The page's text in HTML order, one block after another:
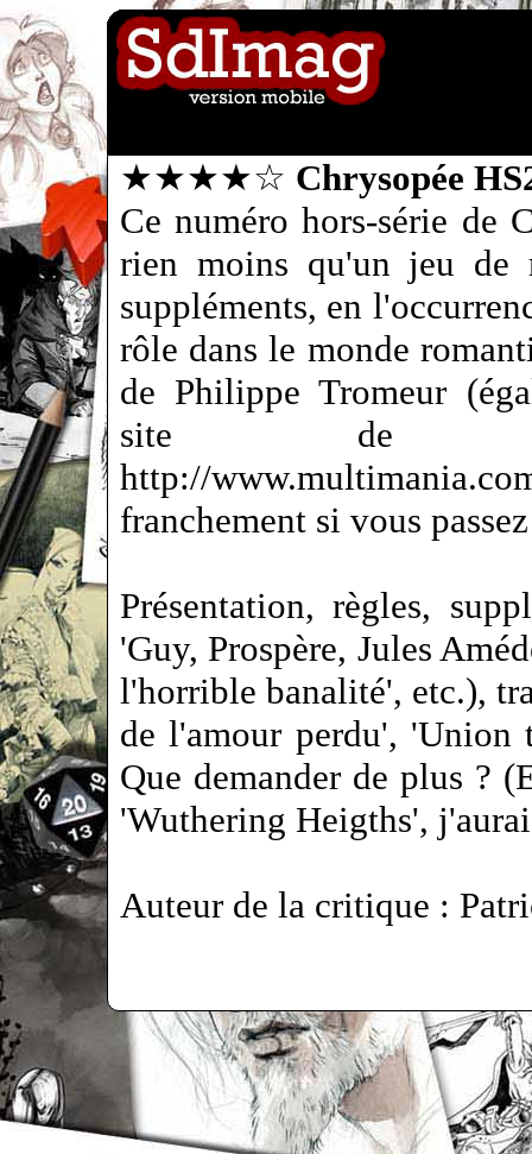
★★★★☆ Chrysopée
Ce numéro hors-série de
rien moins qu'un jeu de
suppléments, en
rôle dans le monde
de Philippe Tromeur
site de
http://
franchement si vous
Présentation, règles,
'Guy, Prospère, Jules
l'horrible banalité', etc.),
de l'amour perdu', 'Union
Que demander de plus ?
'Wuthering Heigths',
Auteur de la critique :